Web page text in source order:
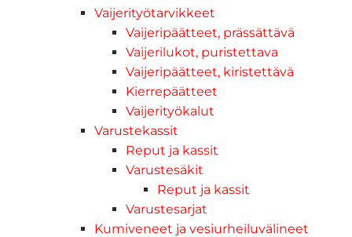
Vaijerityötarvikkeet
Vaijeripäätteet, prässättävä
Vaijerilukot, puristettava
Vaijeripäätteet, kiristettävä
Kierrepäätteet
Vaijerityökalut
Varustekassit
Reput ja kassit
Varustesäkit
Reput ja kassit
Varustesarjat
Kumiveneet ja vesiurheiluvälineet